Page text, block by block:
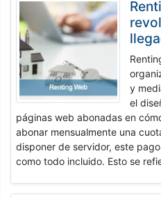
y
el
páginas web abonadas en
abonar mensualmente una
disponer de servidor, este
como todo incluido. Esto se